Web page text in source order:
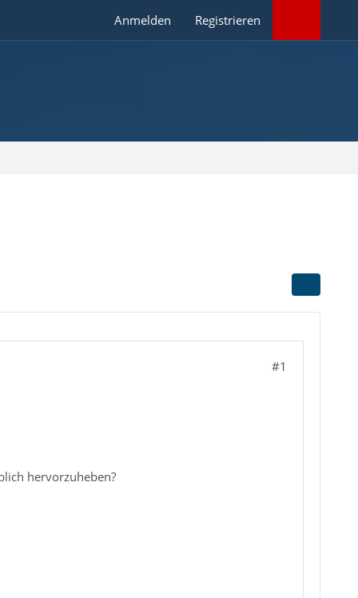
Anmelden Registrieren
#1
hervorzuheben?